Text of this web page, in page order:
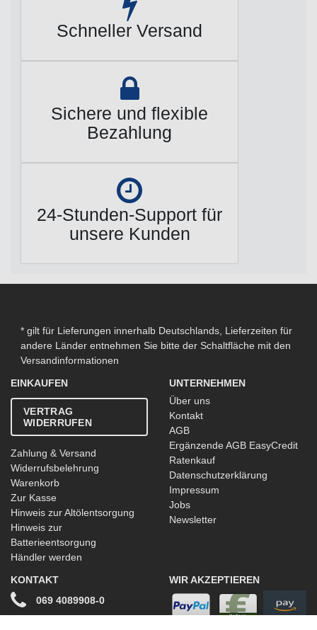
Schneller Versand
Sichere und flexible
Bezahlung
24-Stunden-Support für
unsere Kunden
* gilt für Lieferungen innerhalb Deutschlands, Lieferzeiten für
andere Länder entnehmen Sie bitte der Schaltfläche mit den
Versandinformationen
EINKAUFEN
VERTRAG
WIDERRUFEN
Zahlung & Versand
Widerrufsbelehrung
Warenkorb
Zur Kasse
Hinweis zur Altölentsorgung
Hinweis zur
Batterieentsorgung
Händler werden
UNTERNEHMEN
Über uns
Kontakt
AGB
Ergänzende AGB EasyCredit
Ratenkauf
Datenschutzerklärung
Impressum
Jobs
Newsletter
KONTAKT
069 4089908-0
WIR AKZEPTIEREN